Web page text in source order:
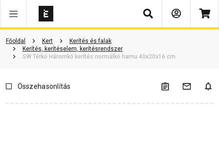
Keresés
Főoldal Kert
Kerítés és falak
Kerítés, kerítéselem, kerítésrendszer
SW Térkő Háromkő kerítés normálkő hamu 40x20x16 cm
Vásárlói vélemények Kérdések és válaszok Kapcsolódó cikkek
Összehasonlítás